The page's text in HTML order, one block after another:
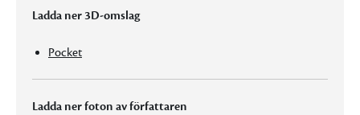
Ladda ner 3D-omslag
Pocket
Ladda ner foton av författaren